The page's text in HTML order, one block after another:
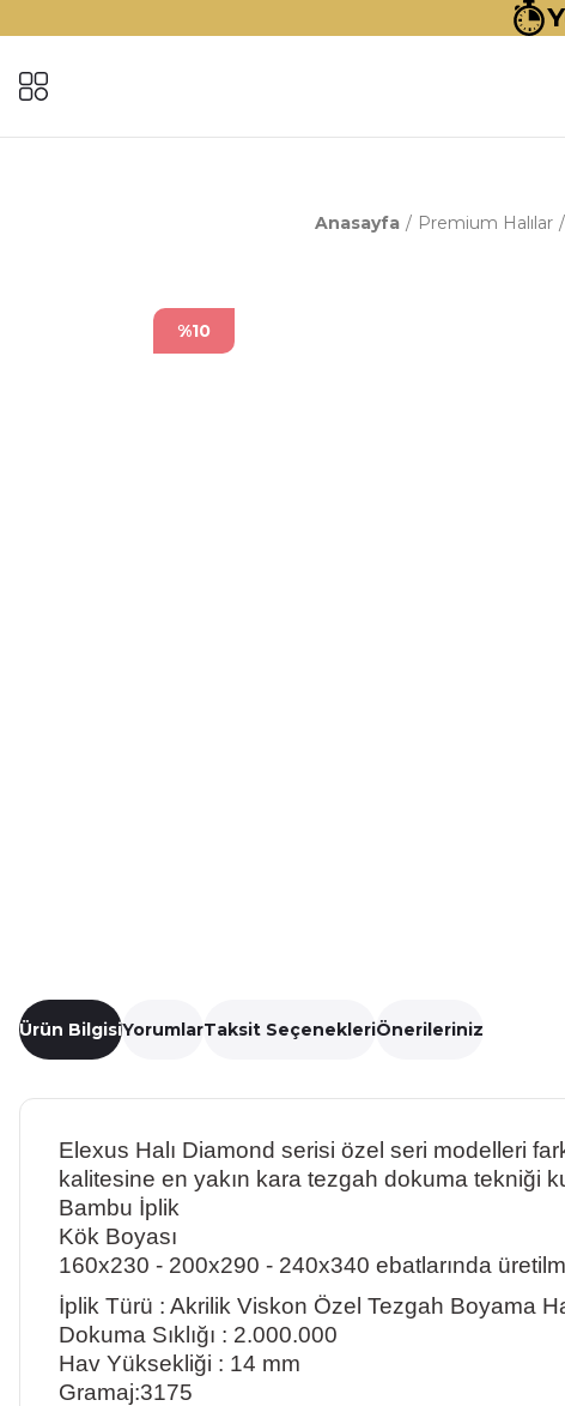
Anasayfa Premium Halılar
%10
Ürün BilgisiYorumlarTaksit SeçenekleriÖnerileriniz
Elexus Halı Diamond serisi özel seri modelleri
kalitesine en yakın kara tezgah dokuma tekniği
Bambu İplik
Kök Boyası
160x230 - 200x290 - 240x340 ebatlarında
İplik Türü : Akrilik Viskon Özel Tezgah Boyama
Dokuma Sıklığı : 2.000.000
Hav Yüksekliği : 14 mm
Gramaj:3175